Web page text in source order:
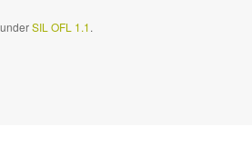
SIL OFL 1.1.